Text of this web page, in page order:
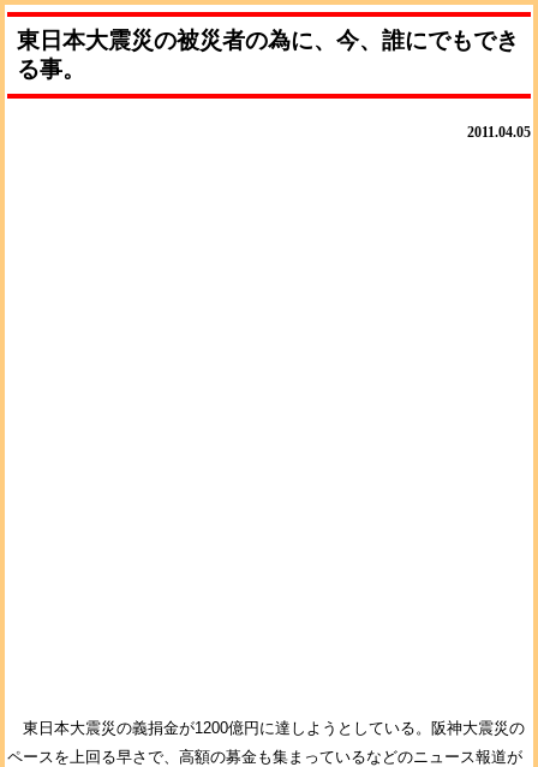
東日本大震災の被災者の為に、今、誰にでもでき
る事。
2011.04.05
東日本大震災の義捐金が1200億円に達しようとしている。阪神大震災の
ペースを上回る早さで、高額の募金も集まっているなどのニュース報道が